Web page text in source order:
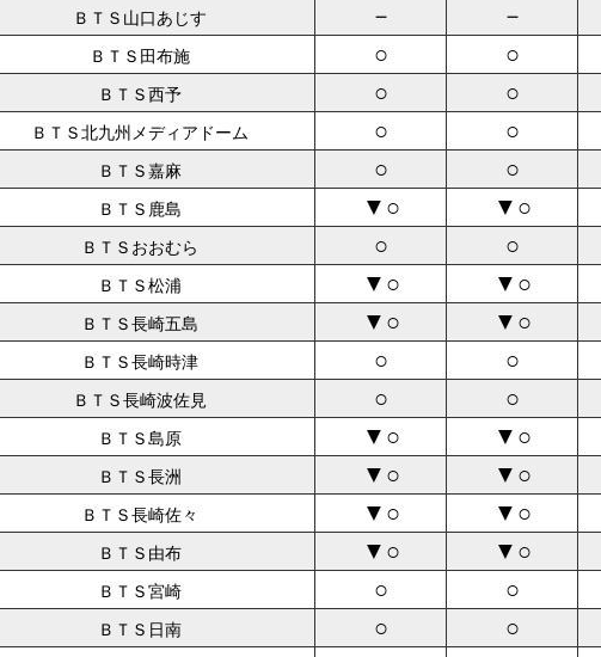
ＢＴＳ山口あじす － －
ＢＴＳ田布施 ○ ○
ＢＴＳ西予 ○ ○
ＢＴＳ北九州メディアドーム ○ ○
ＢＴＳ嘉麻 ○ ○
ＢＴＳ鹿島 ▼○ ▼○
ＢＴＳおおむら ○ ○
ＢＴＳ松浦 ▼○ ▼○
ＢＴＳ長崎五島 ▼○ ▼○
ＢＴＳ長崎時津 ○ ○
ＢＴＳ長崎波佐見 ○ ○
ＢＴＳ島原 ▼○ ▼○
ＢＴＳ長洲 ▼○ ▼○
ＢＴＳ長崎佐々 ▼○ ▼○
ＢＴＳ由布 ▼○ ▼○
ＢＴＳ宮崎 ○ ○
ＢＴＳ日南 ○ ○